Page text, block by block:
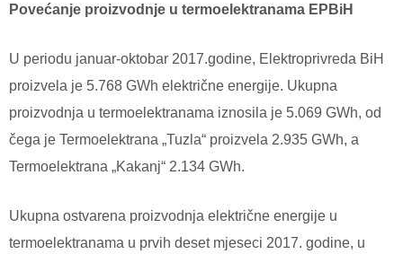
Povećanje proizvodnje u termoelektranama EPBiH
U periodu januar-oktobar 2017.godine, Elektroprivreda BiH
proizvela je 5.768 GWh električne energije. Ukupna
proizvodnja u termoelektranama iznosila je 5.069 GWh, od
čega je Termoelektrana „Tuzla“ proizvela 2.935 GWh, a
Termoelektrana „Kakanj“ 2.134 GWh.
Ukupna ostvarena proizvodnja električne energije u
termoelektranama u prvih deset mjeseci 2017. godine, u